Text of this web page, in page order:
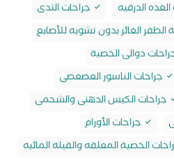
الدرقيه
جراحات الثدى
الظفر الغائر بدون تشويه للأصابع
دوالى الخصية
جراحات الناسور العصعصى
جراحات الكيس الدهنى والشحمى
جراحات الأورام
الخصية المعلقه والقيله المائيه